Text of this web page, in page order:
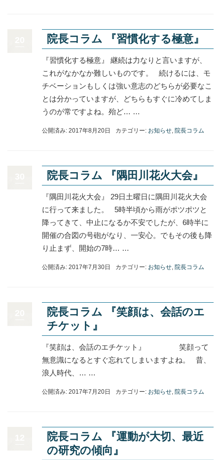
院長コラム 『習慣化する極意』
『習慣化する極意』 継続は力なりと言いますが、
これがなかなか難しいものです。 続けるには、モ
チベーションもしくは強い意志のどちらが必要なこ
とは分かっていますが、どちらもすぐに冷めてしま
うのが常ですよね。殆ど… …
公開済み: 2017年8月20日 カテゴリー: お知らせ, 院長コラム
院長コラム 『隅田川花火大会』
『隅田川花火大会』 29日土曜日に隅田川花火大会
に行って来ました。 5時半頃から雨がポツポツと
降ってきて、中止になるか不安でしたが、6時半に
開催の合図の号砲がなり、一安心。でもその後も降
り止まず、開始の7時… …
公開済み: 2017年7月30日 カテゴリー: お知らせ, 院長コラム
院長コラム 『笑顔は、会話のエ
チケット』
『笑顔は、会話のエチケット』 笑顔って
無意識になるとすぐ忘れてしまいますよね。 昔、
浪人時代、… …
公開済み: 2017年7月20日 カテゴリー: お知らせ, 院長コラム
院長コラム 『運動が大切、最近
の研究の傾向』